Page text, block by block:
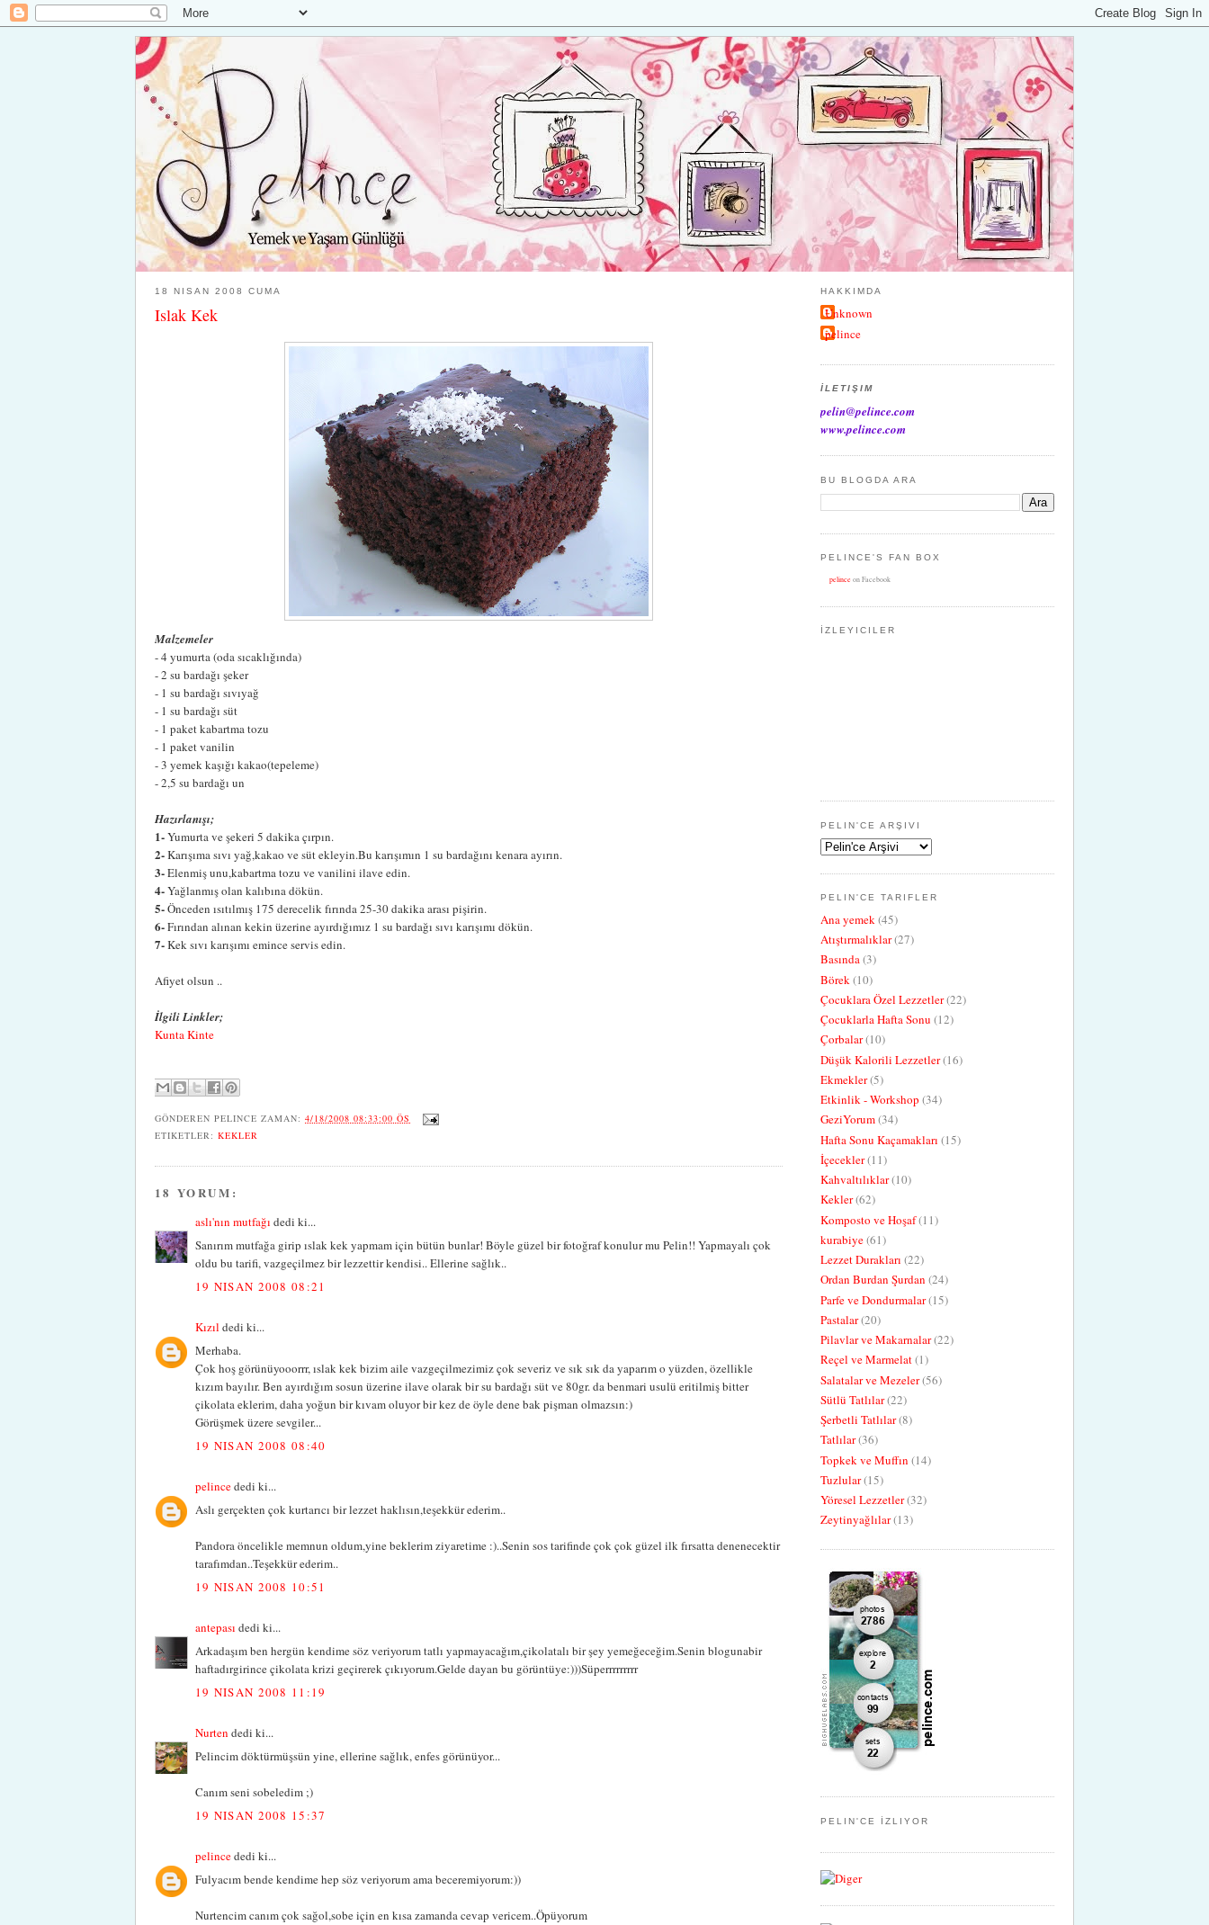
18 NISAN 2008 CUMA
Islak Kek
Malzemeler
- 4 yumurta (oda sıcaklığında)
- 2 su bardağı şeker
- 1 su bardağı sıvıyağ
- 1 su bardağı süt
- 1 paket kabartma tozu
- 1 paket vanilin
- 3 yemek kaşığı kakao(tepeleme)
- 2,5 su bardağı un
Hazırlanışı;
1-Yumurta ve şekeri 5 dakika çırpın.
2-Karışıma sıvı yağ,kakao ve süt ekleyin.Bu karışımın 1 su bardağını kenara ayırın.
3-Elenmiş unu,kabartma tozu ve vanilini ilave edin.
4-Yağlanmış olan kalıbına dökün.
5-Önceden ısıtılmış 175 derecelik fırında 25-30 dakika arası pişirin.
6-Fırından alınan kekin üzerine ayırdığımız 1 su bardağı sıvı karışımı dökün.
7-Kek sıvı karışımı emince servis edin.
Afiyet olsun ..
İlgili Linkler;
Kunta Kinte
GÖNDEREN PELINCE ZAMAN:4/18/2008 08:33:00 ÖS
ETIKETLER: KEKLER
18 YORUM:
aslı'nın mutfağı dedi ki...
Sanırım mutfağa girip ıslak kek yapmam için bütün bunlar! Böyle güzel bir fotoğraf konulur mu Pelin!! Yapmayalı çok
oldu bu tarifi, vazgeçilmez bir lezzettir kendisi.. Ellerine sağlık..
19 NISAN 2008 08:21
Kızıl dedi ki...
Merhaba.
Çok hoş görünüyooorrr, ıslak kek bizim aile vazgeçilmezimiz çok severiz ve sık sık da yaparım o yüzden, özellikle
kızım bayılır. Ben ayırdığım sosun üzerine ilave olarak bir su bardağı süt ve 80gr. da benmari usulü eritilmiş bitter
çikolata eklerim, daha yoğun bir kıvam oluyor bir kez de öyle dene bak pişman olmazsın:)
Görüşmek üzere sevgiler...
19 NISAN 2008 08:40
pelincededi ki...
Aslı gerçekten çok kurtarıcı bir lezzet haklısın,teşekkür ederim..
Pandora öncelikle memnun oldum,yine beklerim ziyaretime :)..Senin sos tarifinde çok çok güzel ilk fırsatta denenecektir
tarafımdan..Teşekkür ederim..
19 NISAN 2008 10:51
antepası dedi ki...
Arkadaşım ben hergün kendime söz veriyorum tatlı yapmayacağım,çikolatalı bir şey yemeğeceğim.Senin blogunabir
haftadırgirince çikolata krizi geçirerek çıkıyorum.Gelde dayan bu görüntüye:)))Süperrrrrrrrr
19 NISAN 2008 11:19
Nurten dedi ki...
Pelincim döktürmüşsün yine, ellerine sağlık, enfes görünüyor...
Canım seni sobeledim ;)
19 NISAN 2008 15:37
pelincededi ki...
Fulyacım bende kendime hep söz veriyorum ama beceremiyorum:))
Nurtencim canım çok sağol,sobe için en kısa zamanda cevap vericem..Öpüyorum
HAKKIMDA
Unknown
pelince
İLETIŞIM
pelin@pelince.com
www.pelince.com
BU BLOGDA ARA
PELINCE'S FAN BOX
pelince on Facebook
İZLEYICILER
PELIN'CE ARŞIVI
PELIN'CE TARIFLER
Ana yemek(45)
Atıştırmalıklar(27)
Basında(3)
Börek(10)
Çocuklara Özel Lezzetler(22)
Çocuklarla Hafta Sonu (12)
Çorbalar(10)
Düşük Kalorili Lezzetler(16)
Ekmekler(5)
Etkinlik - Workshop (34)
GeziYorum(34)
Hafta Sonu Kaçamakları (15)
İçecekler(11)
Kahvaltılıklar(10)
Kekler(62)
Komposto ve Hoşaf(11)
kurabiye(61)
Lezzet Durakları (22)
Ordan Burdan Şurdan (24)
Parfe ve Dondurmalar(15)
Pastalar(20)
Pilavlar ve Makarnalar(22)
Reçel ve Marmelat(1)
Salatalar ve Mezeler(56)
Sütlü Tatlılar(22)
Şerbetli Tatlılar(8)
Tatlılar(36)
Topkek ve Muffın (14)
Tuzlular(15)
Yöresel Lezzetler(32)
Zeytinyağlılar(13)
PELIN'CE İZLIYOR